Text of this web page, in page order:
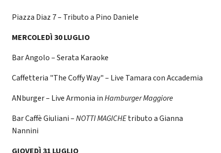
Piazza Diaz 7 – Tributo a Pino Daniele
MERCOLEDÌ 30 LUGLIO
Bar Angolo – Serata Karaoke
Caffetteria "The Coffy Way" – Live Tamara con Accademia
ANburger – Live Armonia inHamburger Maggiore
Bar Caffè Giuliani –NOTTI MAGICHEtributo a Gianna
Nannini